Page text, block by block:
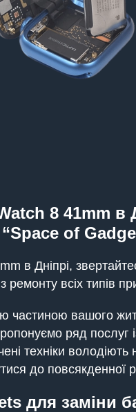
8 41mm
“Space of
в Дніпрі,
ремонту всіх
вашого
ряд
техніки
до повсякденної
для заміни